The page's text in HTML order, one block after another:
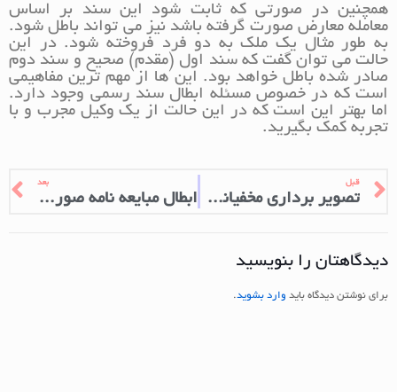
همچنین در صورتی که ثابت شود این سند بر اساس
معامله معارض صورت گرفته باشد نیز می تواند باطل شود.
به طور مثال یک ملک به دو فرد فروخته شود. در این
حالت می توان گفت که سند اول (مقدم) صحیح و سند دوم
صادر شده باطل خواهد بود. این ها از مهم ترین مفاهیمی
است که در خصوص مسئله ابطال سند رسمی وجود دارد.
اما بهتر این است که در این حالت از یک وکیل مجرب و با
تجربه کمک بگیرید.
قبل
تصویر برداری مخفیانه از دیگران
بعد
ابطال مبایعه نامه صوری با شهادت شهود
دیدگاهتان را بنویسید
برای نوشتن دیدگاه باید وارد بشوید.